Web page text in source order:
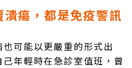
瘍，都是免疫警訊
可能以更嚴重的形式出
年輕時在急診室值班，曾